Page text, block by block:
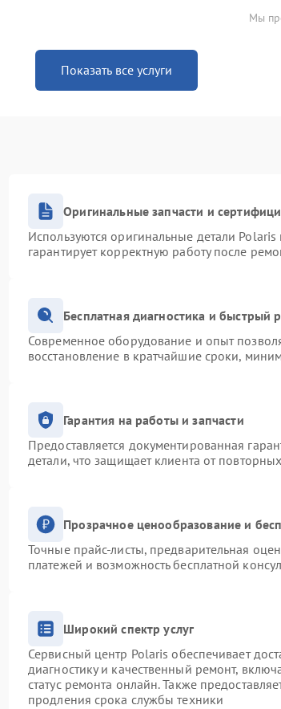
Мы
Показать все услуги
Оригинальные запчасти и
Используются оригинальные детали
гарантирует корректную работу после
Бесплатная диагностика и быстрый
Современное оборудование и опыт
восстановление в кратчайшие сроки,
Гарантия на работы и запчасти
Предоставляется документированная
детали, что защищает клиента от
Прозрачное ценообразование и
Точные прайс-листы, предварительная
платежей и возможность бесплатной
Широкий спектр услуг
Сервисный центр Polaris обеспечивает
диагностику и качественный ремонт,
статус ремонта онлайн. Также
продления срока службы техники